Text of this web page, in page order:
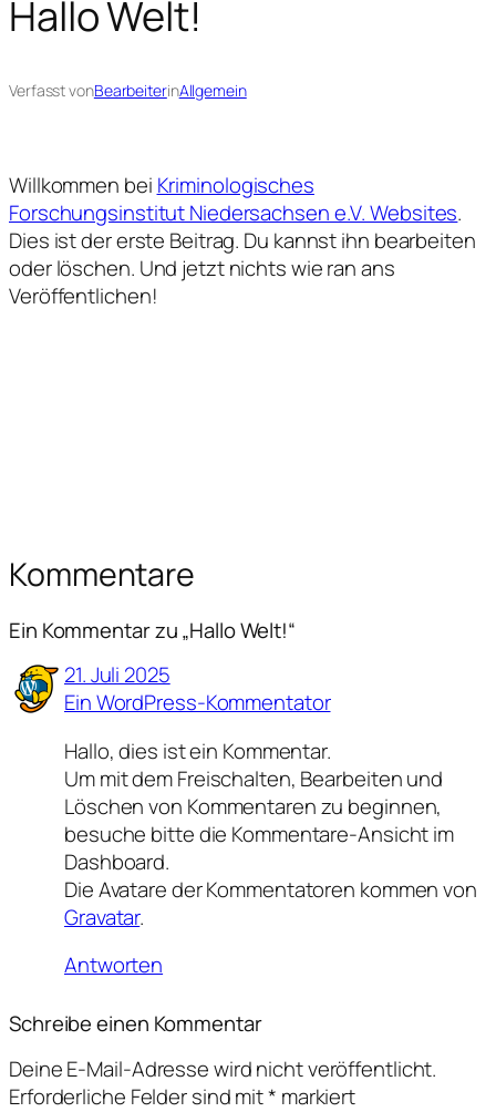
Hallo Welt!
Verfasst vonBearbeiterinAllgemein
Willkommen bei Kriminologisches
Forschungsinstitut Niedersachsen e.V. Websites.
Dies ist der erste Beitrag. Du kannst ihn bearbeiten
oder löschen. Und jetzt nichts wie ran ans
Veröffentlichen!
Kommentare
Ein Kommentar zu „Hallo Welt!“
21. Juli 2025
Ein WordPress-Kommentator
Hallo, dies ist ein Kommentar.
Um mit dem Freischalten, Bearbeiten und
Löschen von Kommentaren zu beginnen,
besuche bitte die Kommentare-Ansicht im
Dashboard.
Die Avatare der Kommentatoren kommen von
Gravatar.
Antworten
Schreibe einen Kommentar
Deine E-Mail-Adresse wird nicht veröffentlicht.
Erforderliche Felder sind mit* markiert